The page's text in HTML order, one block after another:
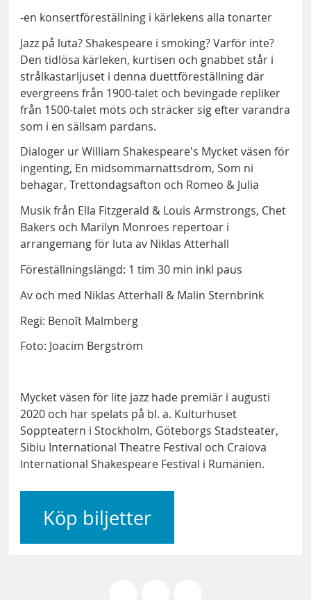
-en konsertföreställning i kärlekens alla tonarter
Jazz på luta? Shakespeare i smoking? Varför inte?
Den tidlösa kärleken, kurtisen och gnabbet står i
strålkastarljuset i denna duettföreställning där
evergreens från 1900-talet och bevingade repliker
från 1500-talet möts och sträcker sig efter varandra
som i en sällsam pardans.
Dialoger ur William Shakespeare's Mycket väsen för
ingenting, En midsommarnattsdröm, Som ni
behagar, Trettondagsafton och Romeo & Julia
Musik från Ella Fitzgerald & Louis Armstrongs, Chet
Bakers och Marilyn Monroes repertoar i
arrangemang för luta av Niklas Atterhall
Föreställningslängd: 1 tim 30 min inkl paus
Av och med Niklas Atterhall & Malin Sternbrink
Regi: Benoît Malmberg
Foto: Joacim Bergström
Mycket väsen för lite jazz hade premiär i augusti
2020 och har spelats på bl. a. Kulturhuset
Soppteatern i Stockholm, Göteborgs Stadsteater,
Sibiu International Theatre Festival och Craiova
International Shakespeare Festival i Rumänien.
Köp biljetter